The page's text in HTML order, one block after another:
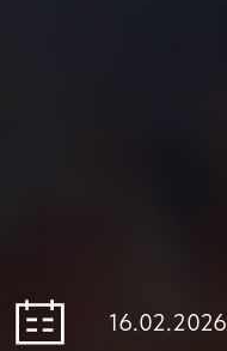
16.02.2026